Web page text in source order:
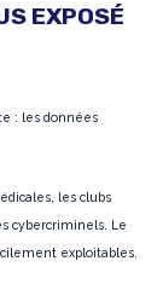
EXPOSÉ
: les données
les clubs
cybercriminels. Le
exploitables.